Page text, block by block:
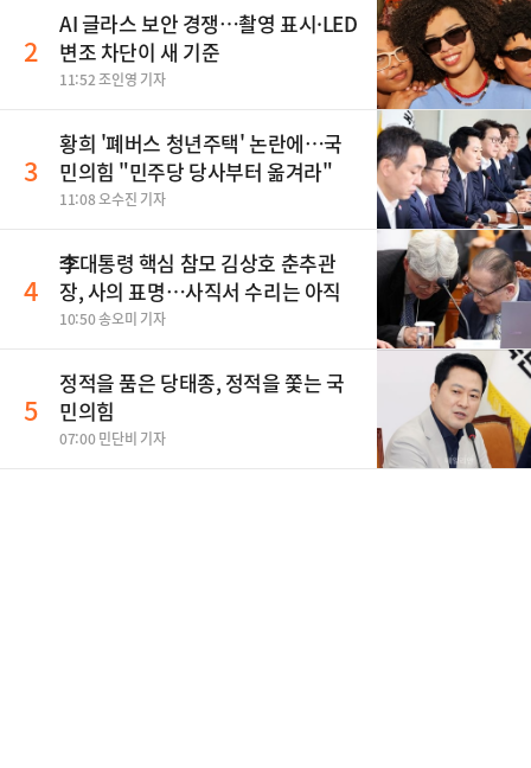
2
AI 글라스 보안 경쟁…촬영 표시·LED
변조 차단이 새 기준
11:52 조인영 기자
3
황희 '폐버스 청년주택' 논란에…국
민의힘 "민주당 당사부터 옮겨라"
11:08 오수진 기자
4
李대통령 핵심 참모 김상호 춘추관
장, 사의 표명…사직서 수리는 아직
10:50 송오미 기자
5
정적을 품은 당태종, 정적을 쫓는 국
민의힘
07:00 민단비 기자